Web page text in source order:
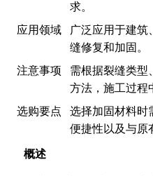
概述
求。
应用领域
广泛应用于建筑
缝修复和加固。
注意事项
需根据裂缝类型
方法，施工过程
选购要点
选择加固材料时
便捷性以及与原